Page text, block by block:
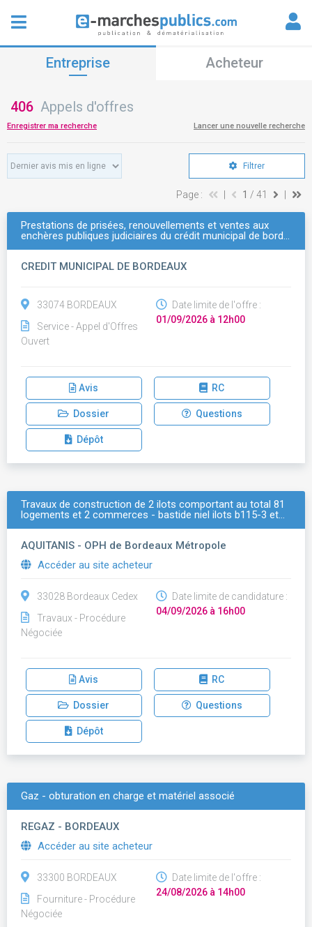
Entreprise Acheteur
406 Appels d'offres
Enregistrer ma recherche Lancer une nouvelle recherche
Filtrer
Page : 1 / 41
Prestations de prisées, renouvellements et ventes aux
enchères publiques judiciaires du crédit municipal de bord…
CREDIT MUNICIPAL DE BORDEAUX
33074 BORDEAUX
Service - Appel d'Offres
Ouvert
Date limite de l'offre :
01/09/2026 à 12h00
Avis RC
Dossier Questions
Dépôt
Travaux de construction de 2 ilots comportant au total 81
logements et 2 commerces - bastide niel ilots b115-3 et…
AQUITANIS - OPH de Bordeaux Métropole
Accéder au site acheteur
33028 Bordeaux Cedex
Travaux - Procédure
Négociée
Date limite de candidature :
04/09/2026 à 16h00
Avis RC
Dossier Questions
Dépôt
Gaz - obturation en charge et matériel associé
REGAZ - BORDEAUX
Accéder au site acheteur
33300 BORDEAUX
Fourniture - Procédure
Négociée
Date limite de l'offre :
24/08/2026 à 14h00